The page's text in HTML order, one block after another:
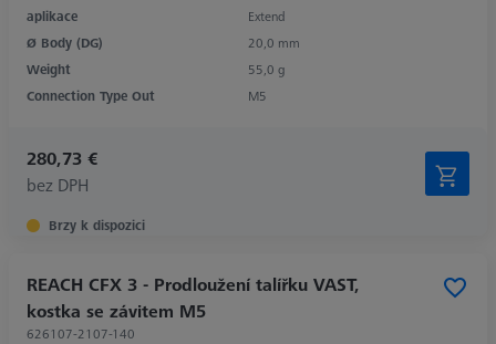
aplikace
Extend
Ø Body (DG)
20,0 mm
Weight
55,0 g
Connection Type Out
M5
280,73 €
bez DPH
Brzy k dispozici
REACH CFX 3 - Prodloužení talířku VAST,
kostka se závitem M5
626107-2107-140